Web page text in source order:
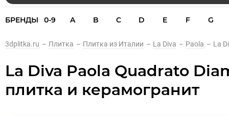
БРЕНДЫ 0-9 A B C D E F G
3dplitka.ru – Плитка – Плитка из Италии – La Diva – Paola – La
La Diva Paola Quadrato
плитка и керамогранит